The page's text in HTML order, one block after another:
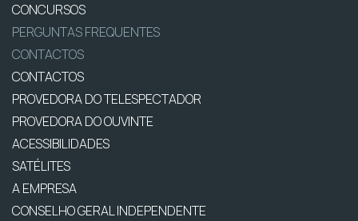
CONCURSOS
PERGUNTAS FREQUENTES
CONTACTOS
CONTACTOS
PROVEDORA DO TELESPECTADOR
PROVEDORA DO OUVINTE
ACESSIBILIDADES
SATÉLITES
A EMPRESA
CONSELHO GERAL INDEPENDENTE